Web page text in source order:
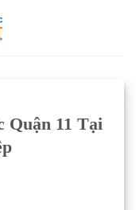
Quận 11 Tại